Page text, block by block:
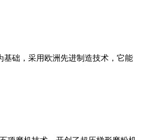
础，采用欧洲先进制造技术，它能